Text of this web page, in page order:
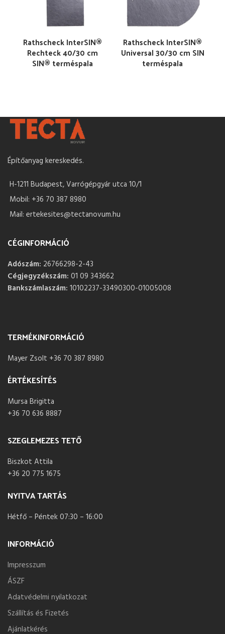
Rathscheck InterSIN®
Rechteck 40/30 cm
SIN® terméspala
Rathscheck InterSIN®
Universal 30/30 cm SIN
terméspala
Építőanyag kereskedés.
H-1211 Budapest, Varrógépgyár utca 10/1
Mobil: +36 70 387 8980
Mail: ertekesites@tectanovum.hu
CÉGINFORMÁCIÓ
Adószám: 26766298-2-43
Cégjegyzékszám: 01 09 343662
Bankszámlaszám: 10102237-33490300-01005008
TERMÉKINFORMÁCIÓ
Mayer Zsolt +36 70 387 8980
ÉRTÉKESÍTÉS
Mursa Brigitta
+36 70 636 8887
SZEGLEMEZES TETŐ
Biszkot Attila
+36 20 775 1675
NYITVA TARTÁS
Hétfő – Péntek 07:30 – 16:00
INFORMÁCIÓ
Impresszum
ÁSZF
Adatvédelmi nyilatkozat
Szállítás és Fizetés
Ajánlatkérés